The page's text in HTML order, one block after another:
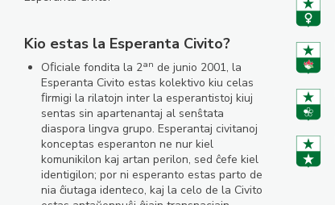
Kio estas la Esperanta Civito?
Oﬁciale fondita la 2an de junio 2001, la
Esperanta Civito estas kolektivo kiu celas
ﬁrmigi la rilatojn inter la esperantistoj kiuj
sentas sin apartenantaj al senŝtata
diaspora lingva grupo. Esperantaj civitanoj
konceptas esperanton ne nur kiel
komunikilon kaj artan perilon, sed ĉefe kiel
identigilon; por ni esperanto estas parto de
nia ĉiutaga identeco, kaj la celo de la Civito